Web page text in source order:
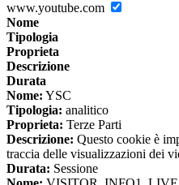
www.youtube.com
Nome
Tipologia
Proprieta
Descrizione
Durata
Nome: YSC
Tipologia: analitico
Proprieta: Terze Parti
Descrizione: Questo cookie è
traccia delle visualizzazioni dei
Durata: Sessione